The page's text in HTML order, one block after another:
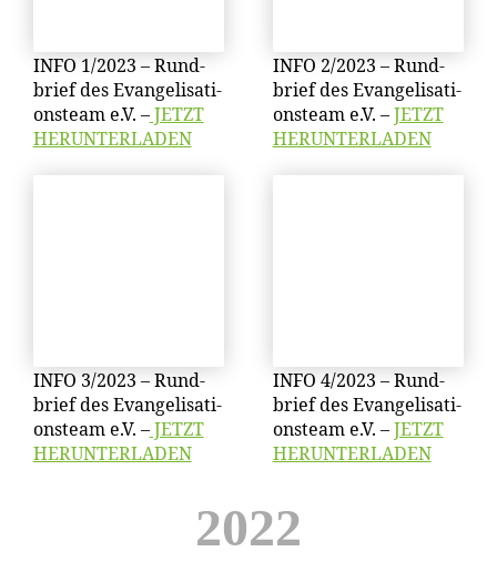
INFO 1/​2023 – Rund­
brief des Evan­ge­li­sa­ti­
ons­team e.V. –JETZT
HERUNTERLADEN
INFO 2/​2023 – Rund­
brief des Evan­ge­li­sa­ti­
ons­team e.V. –JETZT
HERUNTERLADEN
INFO 3/​2023 – Rund­
brief des Evan­ge­li­sa­ti­
ons­team e.V. –JETZT
HERUNTERLADEN
INFO 4/​2023 – Rund­
brief des Evan­ge­li­sa­ti­
ons­team e.V. –JETZT
HERUNTERLADEN
2022